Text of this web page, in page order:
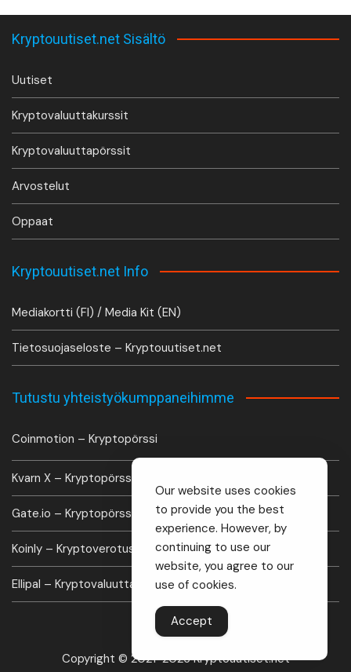
Kryptouutiset.net Sisältö
Uutiset
Kryptovaluuttakurssit
Kryptovaluuttapörssit
Arvostelut
Oppaat
Kryptouutiset.net Info
Mediakortti (FI) / Media Kit (EN)
Tietosuojaseloste – Kryptouutiset.net
Tutustu yhteistyökumppaneihimme
Coinmotion – Kryptopörssi
Kvarn X – Kryptopörssi
Gate.io – Kryptopörssi
Koinly – Kryptoverotus laskuri
Ellipal – Kryptovaluutta lompakko
Copyright © 2021-2026 Kryptouutiset.net
Our website uses cookies
to provide you the best
experience. However, by
continuing to use our
website, you agree to our
use of cookies.
Accept